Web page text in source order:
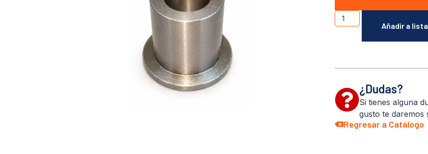
Añadir a lista
¿Dudas?
Si tienes alguna
gusto te daremos
Regresar a Catálogo